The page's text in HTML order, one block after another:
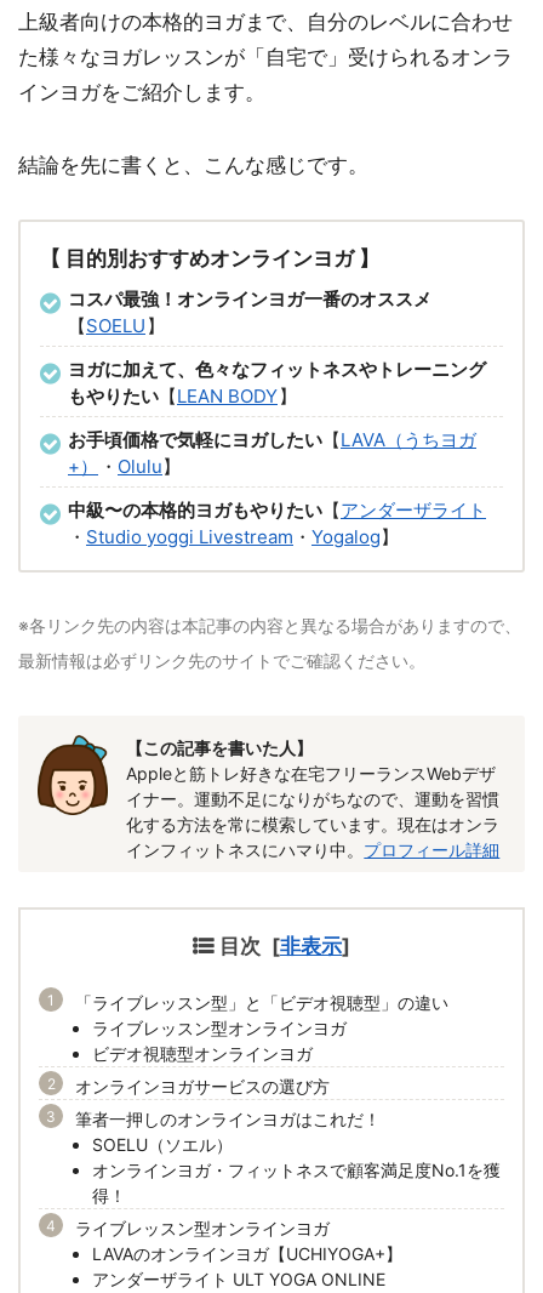
上級者向けの本格的ヨガまで、自分のレベルに合わせ
た様々なヨガレッスンが「自宅で」受けられるオンラ
インヨガをご紹介します。
結論を先に書くと、こんな感じです。
【 目的別おすすめオンラインヨガ 】
コスパ最強！オンラインヨガ一番のオススメ
【SOELU 】
ヨガに加えて、色々なフィットネスやトレーニング
もやりたい 【LEAN BODY】
お手頃価格で気軽にヨガしたい 【LAVA（うちヨガ
+）
・ Olulu】
中級〜の本格的ヨガもやりたい 【アンダーザライト
・ Studio yoggi Livestream ・ Yogalog】
※各リンク先の内容は本記事の内容と異なる場合がありますので、
最新情報は必ずリンク先のサイトでご確認ください。
【この記事を書いた人】
Appleと筋トレ好きな在宅フリーランスWebデザ
イナー。運動不足になりがちなので、運動を習慣
化する方法を常に模索しています。現在はオンラ
インフィットネスにハマり中。 プロフィール詳細
目次 [非表示]
「ライブレッスン型」と「ビデオ視聴型」の違い
ライブレッスン型オンラインヨガ
ビデオ視聴型オンラインヨガ
オンラインヨガサービスの選び方
筆者一押しのオンラインヨガはこれだ！
SOELU（ソエル）
オンラインヨガ・フィットネスで顧客満足度No.1を獲
得！
ライブレッスン型オンラインヨガ
LAVAのオンラインヨガ【UCHIYOGA+】
アンダーザライト ULT YOGA ONLINE